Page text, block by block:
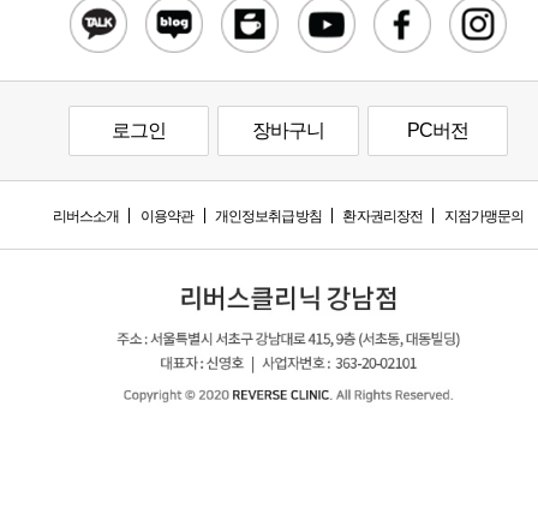
로그인 장바구니 PC버전
리버스소개 이용약관 개인정보취급방침 환자권리장전 지점가맹문의